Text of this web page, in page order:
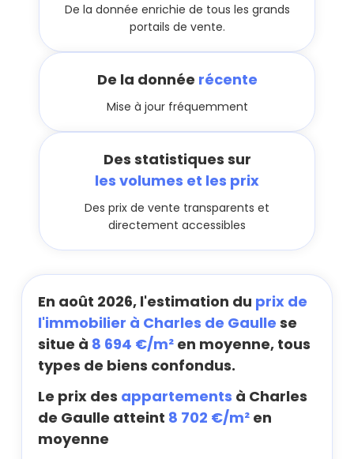
De la donnée enrichie de tous les grands
portails de vente.
De la donnée récente
Mise à jour fréquemment
Des statistiques sur
les volumes et les prix
Des prix de vente transparents et
directement accessibles
En août 2026, l'estimation du prix de
l'immobilier à Charles de Gaulle se
situe à 8 694 €/m² en moyenne, tous
types de biens confondus.
Le prix des appartements à Charles
de Gaulle atteint 8 702 €/m² en
moyenne